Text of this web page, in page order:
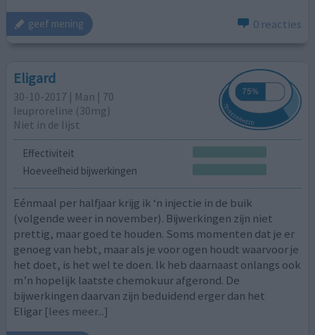
geef mening 0 reacties
Eligard
30-10-2017 | Man | 70
leuproreline (30mg)
Niet in de lijst
Effectiviteit
Hoeveelheid bijwerkingen
Eénmaal per halfjaar krijg ik ‘n injectie in de buik
(volgende weer in november). Bijwerkingen zijn niet
prettig, maar goed te houden. Soms momenten dat je er
genoeg van hebt, maar als je voor ogen houdt waarvoor je
het doet, is het wel te doen. Ik heb daarnaast onlangs ook
m’n hopelijk laatste chemokuur afgerond. De
bijwerkingen daarvan zijn beduidend erger dan het
Eligar [lees meer...]